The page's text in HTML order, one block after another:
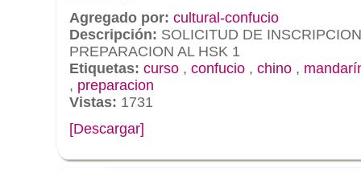
Agregado por: cultural-confucio
Descripción: SOLICITUD DE
PREPARACION AL HSK 1
Etiquetas: curso , confucio , chino ,
, preparacion
Vistas: 1731
[Descargar]